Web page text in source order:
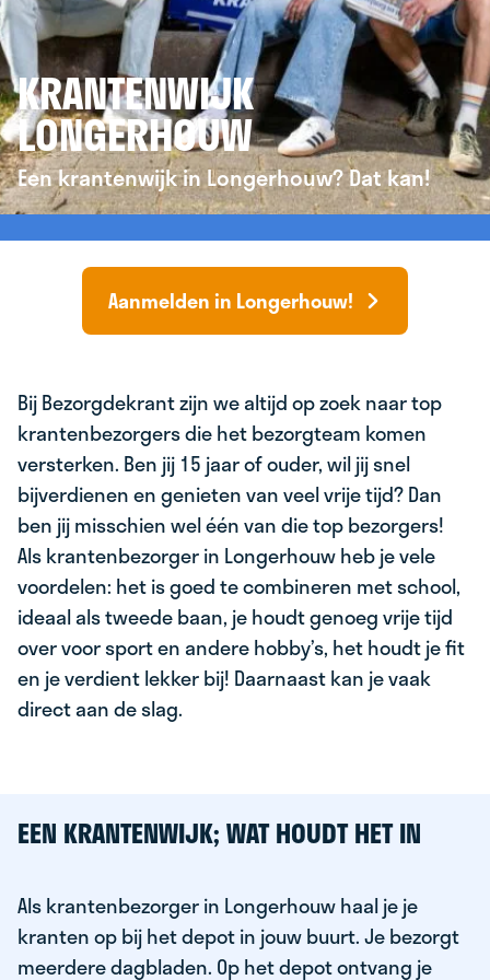
KRANTENWIJK
LONGERHOUW
Een krantenwijk in Longerhouw? Dat kan!
Aanmelden in Longerhouw!
Bij Bezorgdekrant zijn we altijd op zoek naar top
krantenbezorgers die het bezorgteam komen
versterken. Ben jij 15 jaar of ouder, wil jij snel
bijverdienen en genieten van veel vrije tijd? Dan
ben jij misschien wel één van die top bezorgers!
Als krantenbezorger in Longerhouw heb je vele
voordelen: het is goed te combineren met school,
ideaal als tweede baan, je houdt genoeg vrije tijd
over voor sport en andere hobby’s, het houdt je fit
en je verdient lekker bij! Daarnaast kan je vaak
direct aan de slag.
EEN KRANTENWIJK; WAT HOUDT HET IN
Als krantenbezorger in Longerhouw haal je je
kranten op bij het depot in jouw buurt. Je bezorgt
meerdere dagbladen. Op het depot ontvang je